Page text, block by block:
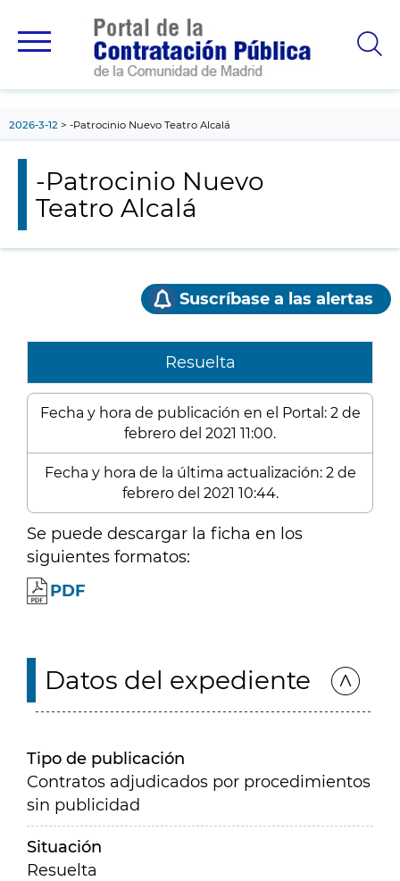
principal
2026-3-12 -Patrocinio Nuevo Teatro Alcalá
-Patrocinio Nuevo
Teatro Alcalá
Suscríbase a las alertas
Resuelta
Fecha y hora de publicación en el Portal: 2 de
febrero del 2021 11:00.
Fecha y hora de la última actualización: 2 de
febrero del 2021 10:44.
Se puede descargar la ficha en los
siguientes formatos:
PDF
Datos del expediente
Tipo de publicación
Contratos adjudicados por procedimientos
sin publicidad
Situación
Resuelta